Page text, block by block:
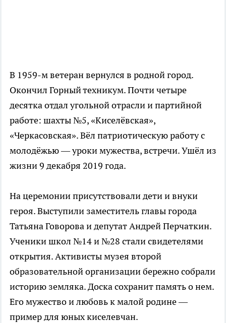
В 1959-м ветеран вернулся в родной город.
Окончил Горный техникум. Почти четыре
десятка отдал угольной отрасли и партийной
работе: шахты №5, «Киселёвская»,
«Черкасовская». Вёл патриотическую работу с
молодёжью — уроки мужества, встречи. Ушёл из
жизни 9 декабря 2019 года.
На церемонии присутствовали дети и внуки
героя. Выступили заместитель главы города
Татьяна Говорова и депутат Андрей Перчаткин.
Ученики школ №14 и №28 стали свидетелями
открытия. Активисты музея второй
образовательной организации бережно собрали
историю земляка. Доска сохранит память о нем.
Его мужество и любовь к малой родине —
пример для юных киселевчан.